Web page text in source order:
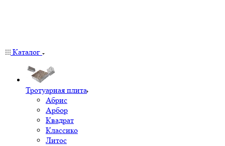
Каталог
Тротуарная плита
Абрис
Арбор
Квадрат
Классико
Литос